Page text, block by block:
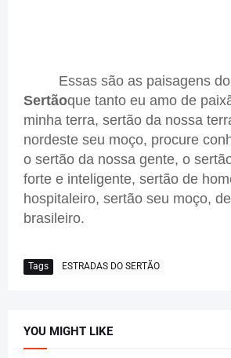
Essas são as paisagens do
Sertãoque tanto eu amo de
minha terra, sertão da nossa
nordeste seu moço, procure
o sertão da nossa gente, o
forte e inteligente, sertão de
hospitaleiro, sertão seu moço,
brasileiro.
Tags ESTRADAS DO SERTÃO
YOU MIGHT LIKE